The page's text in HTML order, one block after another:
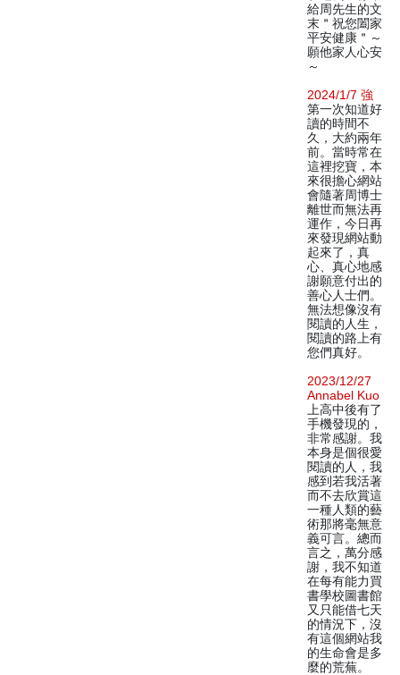
給周先生的文
末＂祝您闔家
平安健康＂～
願他家人心安
～
2024/1/7 強
第一次知道好
讀的時間不
久，大約兩年
前。當時常在
這裡挖寶，本
來很擔心網站
會隨著周博士
離世而無法再
運作，今日再
來發現網站動
起來了，真
心、真心地感
謝願意付出的
善心人士們。
無法想像沒有
閱讀的人生，
閱讀的路上有
您們真好。
2023/12/27
Annabel Kuo
上高中後有了
手機發現的，
非常感謝。我
本身是個很愛
閱讀的人，我
感到若我活著
而不去欣賞這
一種人類的藝
術那將毫無意
義可言。總而
言之，萬分感
謝，我不知道
在每有能力買
書學校圖書館
又只能借七天
的情況下，沒
有這個網站我
的生命會是多
麼的荒蕪。